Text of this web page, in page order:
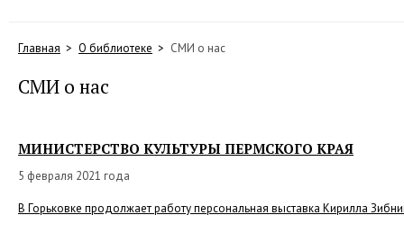
Главная О библиотеке СМИ о нас
СМИ о нас
МИНИСТЕРСТВО КУЛЬТУРЫ ПЕРМСКОГО КРАЯ
5 февраля 2021 года
В Горьковке продолжает работу персональная выставка Кирилла